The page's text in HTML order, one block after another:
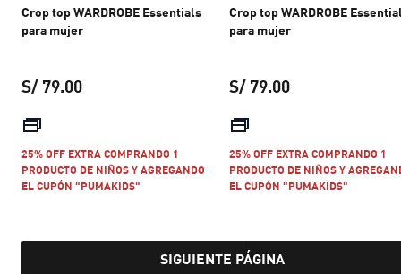
Crop top WARDROBE Essentials
para mujer
S/ 79.00
25% OFF EXTRA COMPRANDO 1
PRODUCTO DE NIÑOS Y AGREGANDO
EL CUPÓN "PUMAKIDS"
Crop top WARDROBE
para mujer
S/ 79.00
25% OFF EXTRA COMPRANDO 1
PRODUCTO DE NIÑOS Y
EL CUPÓN "PUMAKIDS"
SIGUIENTE PÁGINA